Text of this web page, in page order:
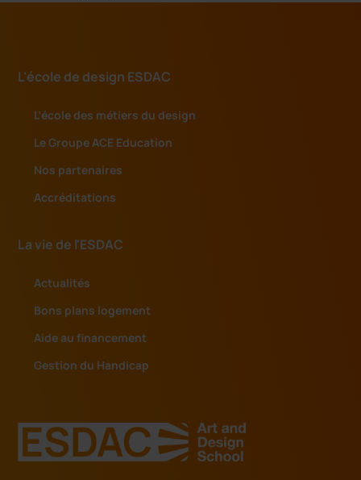
L'école de design ESDAC
L’école des métiers du design
Le Groupe ACE Education
Nos partenaires
Accréditations
La vie de l'ESDAC
Actualités
Bons plans logement
Aide au financement
Gestion du Handicap